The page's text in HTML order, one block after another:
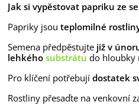
Daucus carota - osivo...
34 Kč
Lilie Canova - Lilium -
lilií - 1 ks
Begonie plnokvětá žlutá -
Begonia superba -...
Jak si vypěstovat papriku ze
Papriky jsou teplomilné
Semena předpěstujte již v
lehkého substrátu do hloubky
Pro klíčení potřebují dostatek
Rostliny přesaďte na venkovní